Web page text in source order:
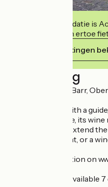
Deze accommodatie is
en verbindt zich ertoe
Haar verplichtingen
Beschrijving
Want to discover Barr,
On your own or with a
experience Alsace, its
other treasures. Extend
picnic, a restaurant, or a
All useful information on
Our services are available